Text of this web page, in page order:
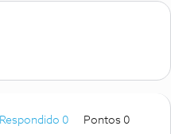
Respondido 0
Pontos 0